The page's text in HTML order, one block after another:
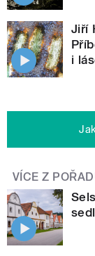
Jiří
i
VÍCE Z